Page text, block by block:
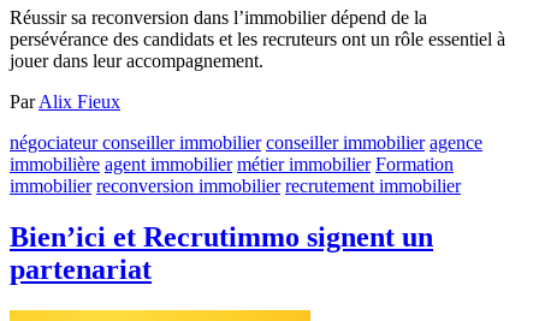
Réussir sa reconversion dans l’immobilier dépend de la
persévérance des candidats et les recruteurs ont un rôle essentiel à
jouer dans leur accompagnement.
ParAlix Fieux
négociateur conseiller immobilier conseiller immobilier agence
immobilière agent immobilier métier immobilier Formation
immobilier reconversion immobilier recrutement immobilier
Bien’ici et Recrutimmo signent un
partenariat